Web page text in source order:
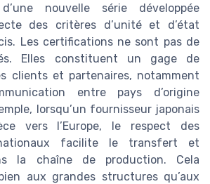
nouvelle série développée
des critères d’unité et d’état
Les certifications ne sont pas de
Elles constituent un gage de
clients et partenaires, notamment
entre pays d’origine
lorsqu’un fournisseur japonais
vers l’Europe, le respect des
facilite le transfert et
la chaîne de production. Cela
aux grandes structures qu’aux